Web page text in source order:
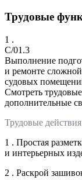
Трудовые
1 .
C/01.3
Выполнение
и ремонте
судовых
Смотреть
дополнительные
Трудовые действия
1 . Простая
и интерьерных
2 . Раскрой